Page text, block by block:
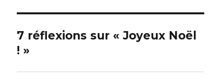
7 réflexions sur « Joyeux Noël
! »